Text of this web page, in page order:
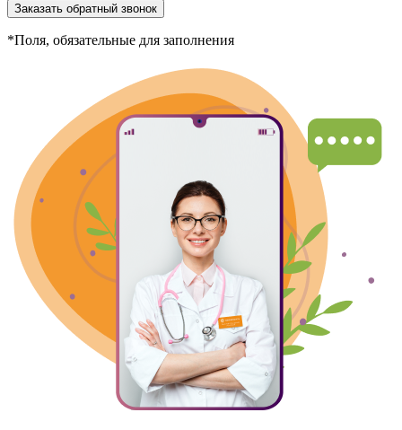
Заказать обратный звонок
*Поля, обязательные для заполнения